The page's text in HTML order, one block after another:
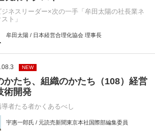
ジネスリーダー×次の一手「牟田太陽の社長業ネ
ト」
牟田太陽 / 日本経営合理化協会 理事長
NEW
かたち、組織のかたち（108）経営
術開発
導者たる者かくあるべし
宇惠一郎氏 / 元読売新聞東京本社国際部編集委員